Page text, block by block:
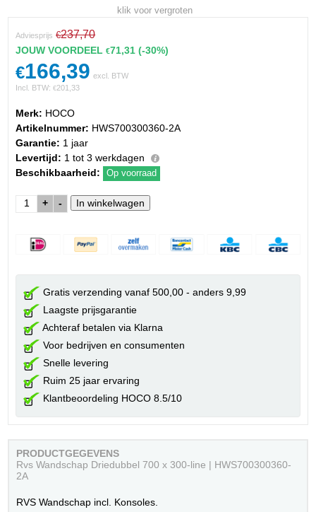
klik voor vergroten
Adviesprijs €237,70
JOUW VOORDEEL€71,31 (-30%)
€166,39 excl. BTW
Incl. BTW:€201,33
Merk: HOCO
Artikelnummer: HWS700300360-2A
Garantie: 1 jaar
Levertijd: 1 tot 3 werkdagen
Beschikbaarheid:
Op voorraad
+ -
Gratis verzending vanaf 500,00 - anders 9,99
Laagste prijsgarantie
Achteraf betalen via Klarna
Voor bedrijven en consumenten
Snelle levering
Ruim 25 jaar ervaring
Klantbeoordeling HOCO 8.5/10
PRODUCTGEGEVENS
Rvs Wandschap Driedubbel 700 x 300-line | HWS700300360-
2A
RVS Wandschap incl. Konsoles.